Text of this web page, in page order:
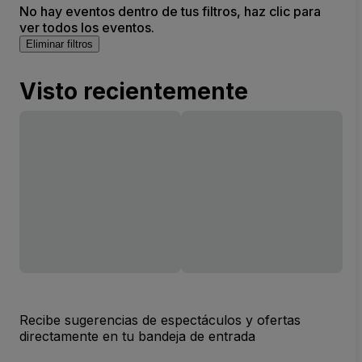
No hay eventos dentro de tus filtros, haz clic para
ver todos los eventos.
Eliminar filtros
Visto recientemente
Recibe sugerencias de espectáculos y ofertas
directamente en tu bandeja de entrada